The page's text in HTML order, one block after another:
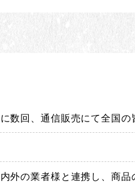
数回、通信販売にて全国
外の業者様と連携し、商